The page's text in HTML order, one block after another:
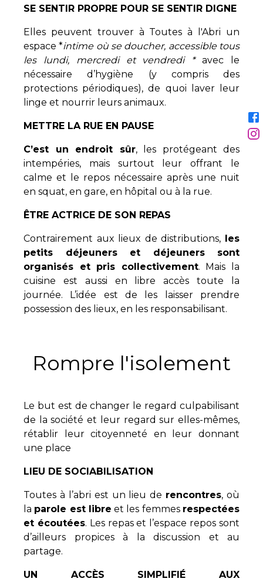
SE SENTIR PROPRE POUR SE SENTIR DIGNE
Elles peuvent trouver à Toutes à l'Abri un
espace *intime où se doucher, accessible tous
les lundi, mercredi et vendredi *avec le
nécessaire d’hygiène (y compris des
protections périodiques), de quoi laver leur
linge et nourrir leurs animaux.
METTRE LA RUE EN PAUSE
C’est un endroit sûr, les protégeant des
intempéries, mais surtout leur offrant le
calme et le repos nécessaire après une nuit
en squat, en gare, en hôpital ou à la rue.
ÊTRE ACTRICE DE SON REPAS
Contrairement aux lieux de distributions, les
petits déjeuners et déjeuners sont
organisés et pris collectivement. Mais la
cuisine est aussi en libre accès toute la
journée. L’idée est de les laisser prendre
possession des lieux, en les responsabilisant.
Rompre l'isolement
Le but est de changer le regard culpabilisant
de la société et leur regard sur elles-mêmes,
rétablir leur citoyenneté en leur donnant
une place
LIEU DE SOCIABILISATION
Toutes à l’abri est un lieu de rencontres, où
la parole est libre et les femmes respectées
et écoutées. Les repas et l’espace repos sont
d’ailleurs propices à la discussion et au
partage.
UN ACCÈS SIMPLIFIÉ AUX